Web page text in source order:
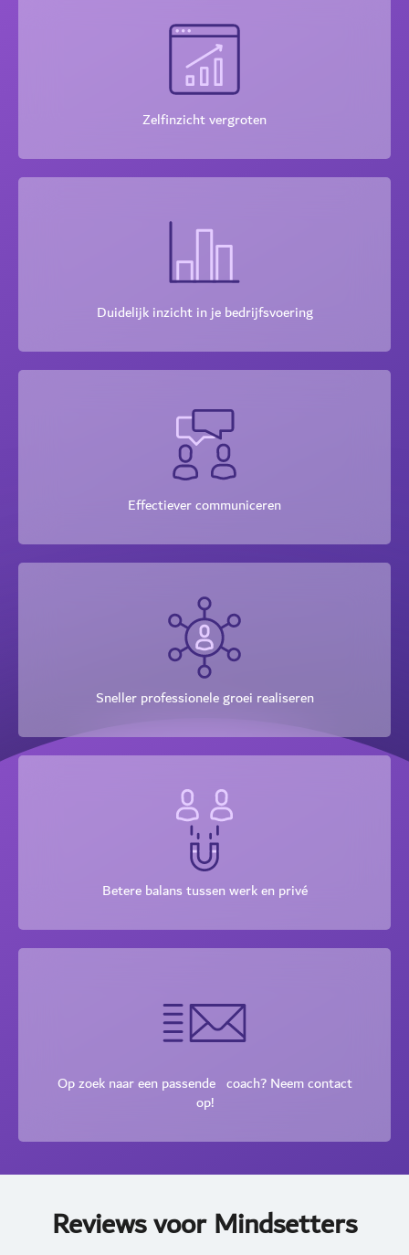
Zelfinzicht vergroten
Duidelijk inzicht in je bedrijfsvoering
Effectiever communiceren
Sneller professionele groei realiseren
Betere balans tussen werk en privé
Op zoek naar een passende coach? Neem contact
op!
Reviews voor Mindsetters